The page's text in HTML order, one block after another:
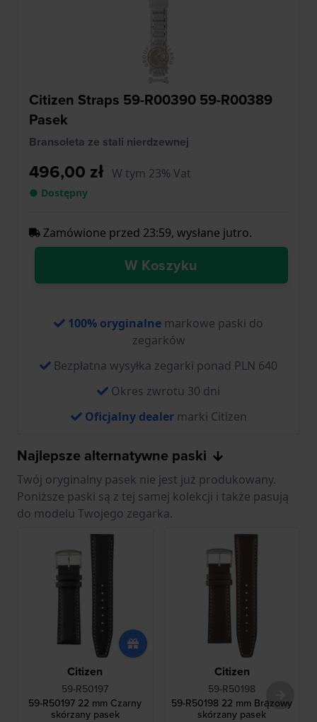
Citizen Straps 59-R00390 59-R00389
Pasek
Bransoleta ze stali nierdzewnej
496,00 zł W tym 23% Vat
● Dostępny
Zamówione przed 23:59, wysłane jutro.
W Koszyku
100% oryginalne markowe paski do
zegarków
Bezpłatna wysyłka zegarki ponad PLN 640
Okres zwrotu 30 dni
Oficjalny dealermarki Citizen
Najlepsze alternatywne paski
Twój oryginalny pasek nie jest już produkowany.
Poniższe paski są z tej samej kolekcji i także pasują
do modelu Twojego zegarka.
Citizen
59-R50197
59-R50197 22 mm Czarny
skórzany pasek
Citizen
59-R50198
59-R50198 22 mm Brązowy
skórzany pasek